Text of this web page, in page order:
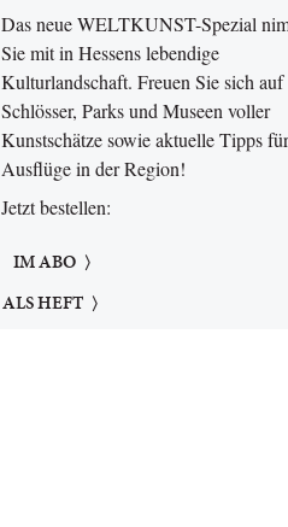
Das neue WELTKUNST-Spezial
Sie mit in Hessens lebendige
Kulturlandschaft. Freuen Sie sich auf
Schlösser, Parks und Museen voller
Kunstschätze sowie aktuelle Tipps für
Ausflüge in der Region!
Jetzt bestellen:
IM ABO
ALS HEFT